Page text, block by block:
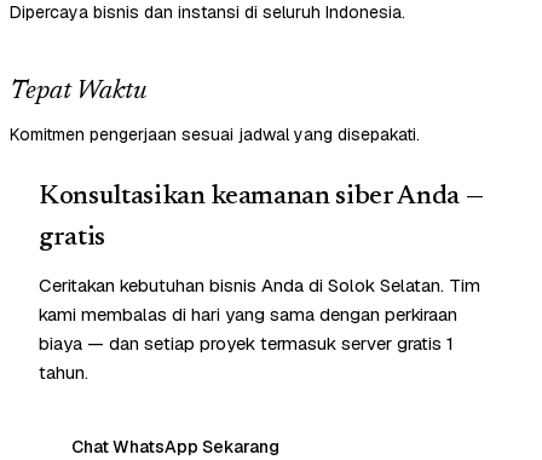
Dipercaya bisnis dan instansi di seluruh Indonesia.
Tepat Waktu
Komitmen pengerjaan sesuai jadwal yang disepakati.
Konsultasikan keamanan siber Anda —
gratis
Ceritakan kebutuhan bisnis Anda di Solok Selatan. Tim
kami membalas di hari yang sama dengan perkiraan
biaya — dan setiap proyek termasuk server gratis 1
tahun.
Chat WhatsApp Sekarang